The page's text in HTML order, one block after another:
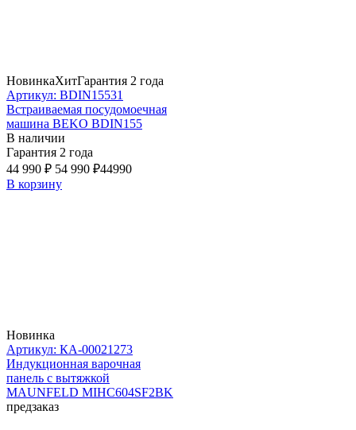
НовинкаХитГарантия 2 года
Артикул: BDIN15531
Встраиваемая посудомоечная
машина BEKO BDIN155
В наличии
Гарантия 2 года
44 990 ₽ 54 990 ₽44990
В корзину
Новинка
Артикул: КА-00021273
Индукционная варочная
панель с вытяжкой
MAUNFELD MIHC604SF2BK
предзаказ